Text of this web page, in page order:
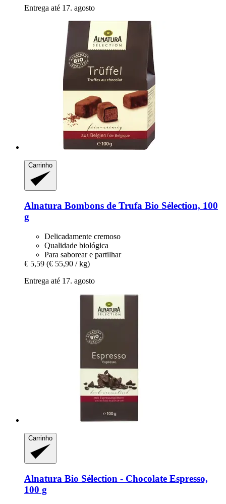
Entrega até 17. agosto
Carrinho
Alnatura Bombons de Trufa Bio Sélection, 100
g
Delicadamente cremoso
Qualidade biológica
Para saborear e partilhar
€ 5,59 (€ 55,90 / kg)
Entrega até 17. agosto
Carrinho
Alnatura Bio Sélection -​ Chocolate Espresso,
100 g